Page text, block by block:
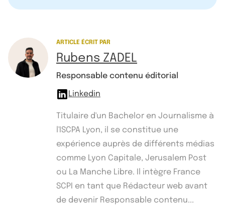
ARTICLE ÉCRIT PAR
Rubens ZADEL
Responsable contenu éditorial
Linkedin
Titulaire d'un Bachelor en Journalisme à
l'ISCPA Lyon, il se constitue une
expérience auprès de différents médias
comme Lyon Capitale, Jerusalem Post
ou La Manche Libre. Il intègre France
SCPI en tant que Rédacteur web avant
de devenir Responsable contenu...